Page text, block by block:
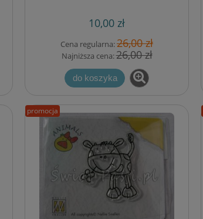
10,00 zł
Cena regularna:26,00 zł
Najniższa cena:26,00 zł
do koszyka
promocja